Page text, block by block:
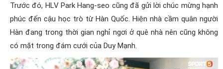
Trước đó, HLV Park Hang-seo cũng đã gửi lời chúc mừng hạnh
phúc đến cậu học trò từ Hàn Quốc. Hiện nhà cầm quân người
Hàn đang trong thời gian nghỉ ngơi ở quê nhà nên cũng không
có mặt trong đám cưới của Duy Mạnh.